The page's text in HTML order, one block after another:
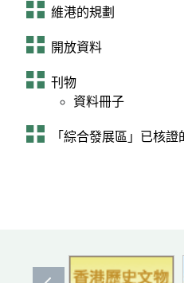
維港的規劃
開放資料
刊物
資料冊子
「綜合發展區」已核